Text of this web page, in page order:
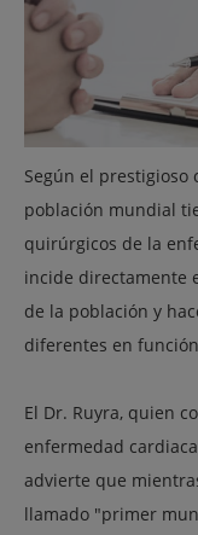
Según el prestigioso
población mundial
quirúrgicos de la
incide directamente
de la población y
diferentes en
El Dr. Ruyra, quien
enfermedad
advierte que
llamado "primer